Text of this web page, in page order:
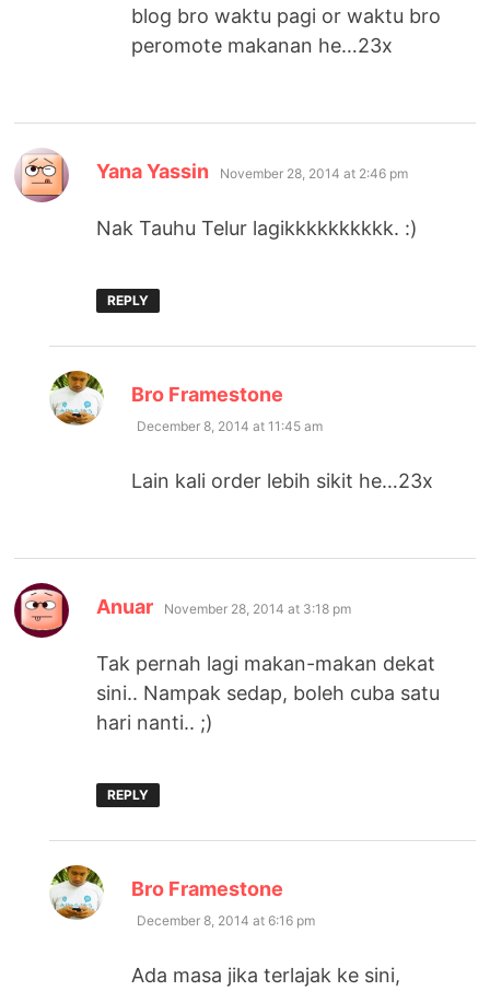
blog bro waktu pagi or waktu bro
peromote makanan he…23x
Yana Yassin says:
November 28, 2014 at 2:46 pm
Nak Tauhu Telur lagikkkkkkkkkk. :)
REPLY
Bro Framestone
December 8, 2014 at 11:45 am
Lain kali order lebih sikit he…23x
Anuar says:
November 28, 2014 at 3:18 pm
Tak pernah lagi makan-makan dekat
sini.. Nampak sedap, boleh cuba satu
hari nanti.. ;)
REPLY
Bro Framestone
December 8, 2014 at 6:16 pm
Ada masa jika terlajak ke sini,